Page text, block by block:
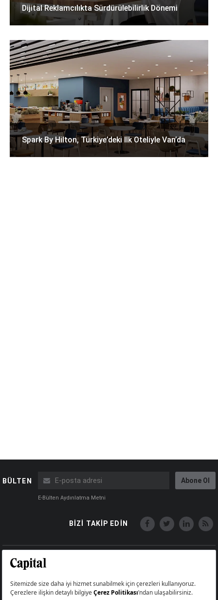
Dijital Reklamcılıkta Sürdürülebilirlik Dönemi
Spark By Hilton, Türkiye’deki Ilk Oteliyle Van’da
BÜLTEN Abone Ol
E-Bülten Aydınlatma Metni
BİZİ TAKİP EDİN
Big Medya Teknoloji A.Ş.
Üsküdar İstanbul Turkey